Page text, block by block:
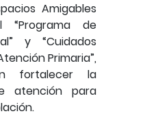
Amigables
“Programa de
y “Cuidados
Primaria”,
fortalecer la
atención para